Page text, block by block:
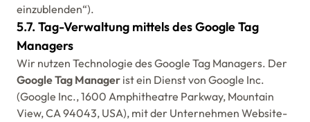
einzublenden“).
5.7. Tag-Verwaltung mittels des Google Tag
Managers
Wir nutzen Technologie des Google Tag Managers. Der
Google Tag Manager ist ein Dienst von Google Inc.
(Google Inc., 1600 Amphitheatre Parkway, Mountain
View, CA 94043, USA), mit der Unternehmen Website-